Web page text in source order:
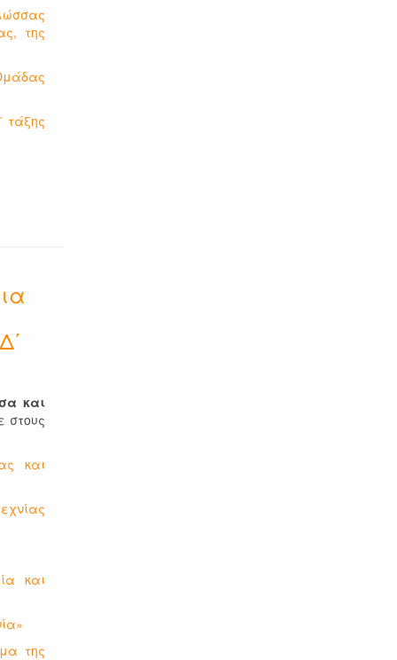
της
τάξης
και
στους
και
και
της